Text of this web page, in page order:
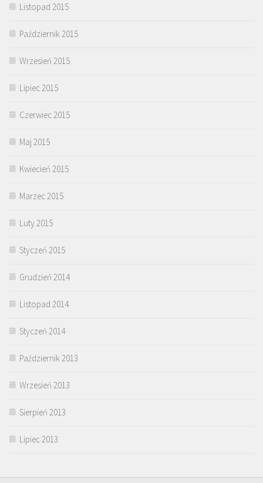
Listopad 2015
Październik 2015
Wrzesień 2015
Lipiec 2015
Czerwiec 2015
Maj 2015
Kwiecień 2015
Marzec 2015
Luty 2015
Styczeń 2015
Grudzień 2014
Listopad 2014
Styczeń 2014
Październik 2013
Wrzesień 2013
Sierpień 2013
Lipiec 2013